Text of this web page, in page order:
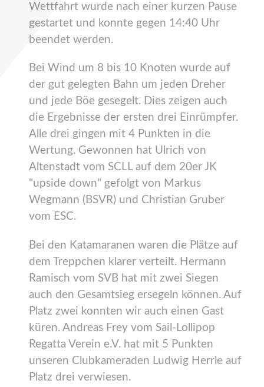
Wettfahrt wurde nach einer kurzen Pause
gestartet und konnte gegen 14:40 Uhr
beendet werden.
Bei Wind um 8 bis 10 Knoten wurde auf
der gut gelegten Bahn um jeden Dreher
und jede Böe gesegelt. Dies zeigen auch
die Ergebnisse der ersten drei Einrümpfer.
Alle drei gingen mit 4 Punkten in die
Wertung. Gewonnen hat Ulrich von
Altenstadt vom SCLL auf dem 20er JK
"upside down" gefolgt von Markus
Wegmann (BSVR) und Christian Gruber
vom ESC.
Bei den Katamaranen waren die Plätze auf
dem Treppchen klarer verteilt. Hermann
Ramisch vom SVB hat mit zwei Siegen
auch den Gesamtsieg ersegeln können. Auf
Platz zwei konnten wir auch einen Gast
küren. Andreas Frey vom Sail-Lollipop
Regatta Verein e.V. hat mit 5 Punkten
unseren Clubkameraden Ludwig Herrle auf
Platz drei verwiesen.